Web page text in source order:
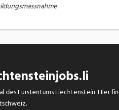
des Fürstentums Liechtenstein. Hier